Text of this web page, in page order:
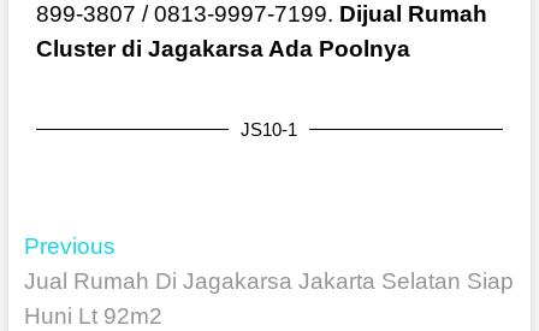
899-3807 / 0813-9997-7199. Dijual Rumah
Cluster di Jagakarsa Ada Poolnya
JS10-1
Previous
Jual Rumah Di Jagakarsa Jakarta Selatan Siap
Huni Lt 92m2